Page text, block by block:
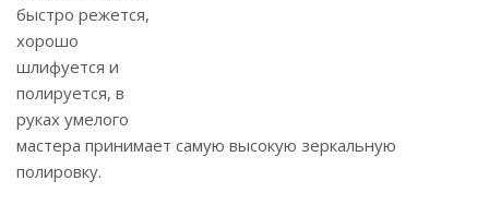
быстро режется,
хорошо
шлифуется и
полируется, в
руках умелого
мастера принимает самую высокую зеркальную
полировку.